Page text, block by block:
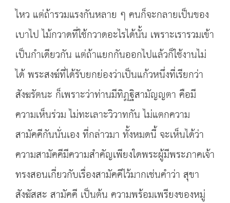
ไหว แต่ถ้ารวมแรงกันหลาย ๆ คนก็จะกลายเป็นของ
เบาไป ไม้กวาดที่ใช้กวาดอะไรได้นั้น เพราะเรารวมเข้า
เป็นกำเดียวกัน แต่ถ้าแยกกันออกไปแล้วก็ใช้งานไม่
ได้ พระสงฆ์ที่ได้รับยกย่องว่าเป็นแก้วหนึ่งที่เรียกว่า
สังฆรัตนะ ก็เพราะว่าท่านมีทิฏฐิสามัญญตา คือมี
ความเห็นร่วม ไม่ทะเลาะวิวาทกัน ไม่แตกความ
สามัคคีกันนั่นเอง ที่กล่าวมา ทั้งหมดนี้ จะเห็นได้ว่า
ความสามัคคีมีความสำคัญเพียงใดพระผู้มีพระภาคเจ้า
ทรงสอนเกี่ยวกับเรื่องสามัคคีไว้มากเช่นคำว่า สุขา
สังฆัสสะ สามัคคี เป็นต้น ความพร้อมเพรียงของหมู่